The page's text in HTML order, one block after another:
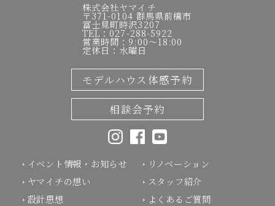
株式会社ヤマイチ
〒371-0104 群馬県前橋市
富士見町時沢3207
TEL：027-288-5922
営業時間：9:00～18:00
定休日：水曜日
モデルハウス体感予約
相談会予約
イベント情報・お知らせ
ヤマイチの想い
設計思想
リノベーション
スタッフ紹介
よくあるご質問